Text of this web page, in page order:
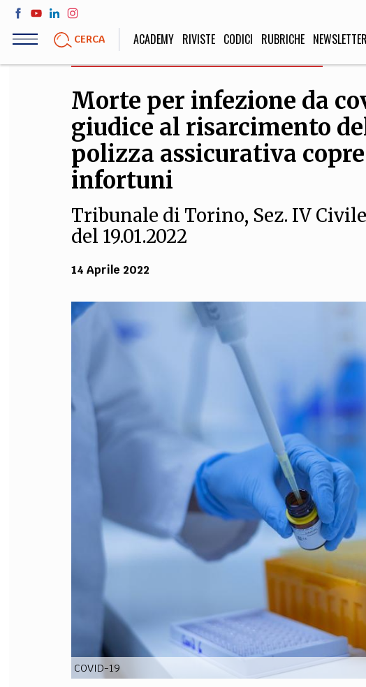
Salta
contenuto
CERCA ACADEMY RIVISTE CODICI RUBRICHE NEWSLETTER
LIFE STYLE
Sport, Cucina, Viaggi,
Moda
SOCIETÀ
Politica, Attualità,
Educazione, Lavoro, Esteri
STORIA E FILOSOFIA
CODICI
Morte per infezione da
giudice al risarcimento
polizza assicurativa
infortuni
Tribunale di Torino, Sez. IV
del 19.01.2022
14 Aprile 2022
COVID-19